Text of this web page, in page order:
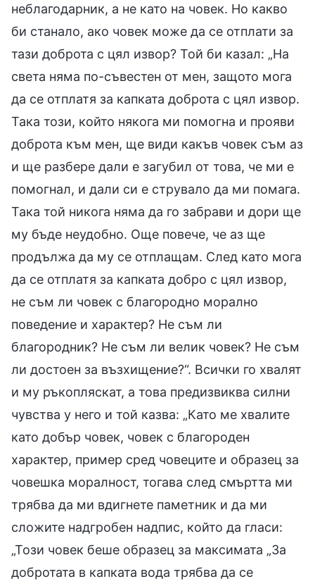
неблагодарник, а не като на човек. Но какво
би станало, ако човек може да се отплати за
тази доброта с цял извор? Той би казал: „На
света няма по-съвестен от мен, защото мога
да се отплатя за капката доброта с цял извор.
Така този, който някога ми помогна и прояви
доброта към мен, ще види какъв човек съм аз
и ще разбере дали е загубил от това, че ми е
помогнал, и дали си е струвало да ми помага.
Така той никога няма да го забрави и дори ще
му бъде неудобно. Още повече, че аз ще
продължа да му се отплащам. След като мога
да се отплатя за капката добро с цял извор,
не съм ли човек с благородно морално
поведение и характер? Не съм ли
благородник? Не съм ли велик човек? Не съм
ли достоен за възхищение?“. Всички го хвалят
и му ръкопляскат, а това предизвиква силни
чувства у него и той казва: „Като ме хвалите
като добър човек, човек с благороден
характер, пример сред човеците и образец за
човешка моралност, тогава след смъртта ми
трябва да ми вдигнете паметник и да ми
сложите надгробен надпис, който да гласи:
„Този човек беше образец за максимата „За
добротата в капката вода трябва да се